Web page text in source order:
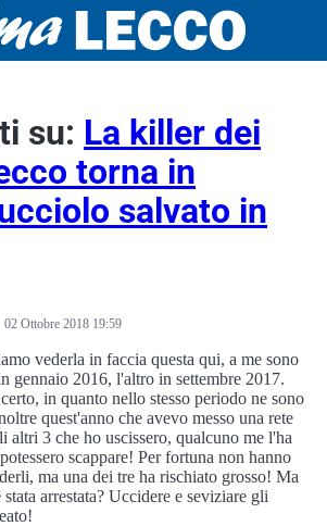
su: La killer dei
torna in
salvato in
02 Ottobre 2018 19:59
vederla in faccia questa qui, a me sono
gennaio 2016, l'altro in settembre 2017.
in quanto nello stesso periodo ne sono
quest'anno che avevo messo una rete
altri 3 che ho uscissero, qualcuno me l'ha
scappare! Per fortuna non hanno
ma una dei tre ha rischiato grosso! Ma
arrestata? Uccidere e seviziare gli